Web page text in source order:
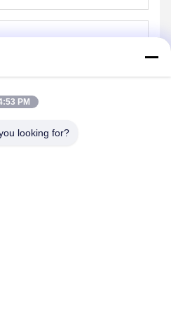
পাঠান
PM
looking for?